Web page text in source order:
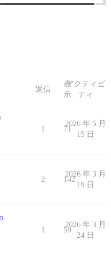
返信
表
示
アクティビ
ティ
1 71
2026 年 5 月
15 日
2 142
2026 年 3 月
19 日
1 59
2026 年 3 月
24 日